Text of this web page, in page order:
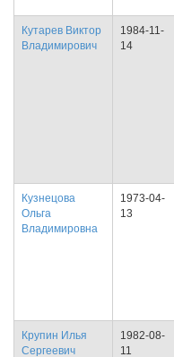
Кутарев Виктор
Владимирович
1984-11-
14
Кузнецова
Ольга
Владимировна
1973-04-
13
Крупин Илья
Сергеевич
1982-08-
11